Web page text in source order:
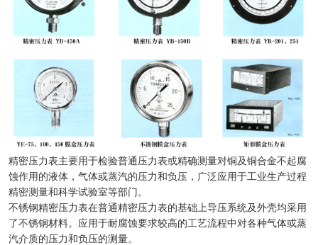
精密压力表主要用于检验普通压力表或精确测量对铜及铜合金不起腐
蚀作用的液体，气体或蒸汽的压力和负压，广泛应用于工业生产过程
精密测量和科学试验室等部门。
不锈钢精密压力表在普通精密压力表的基础上导压系统及外壳均采用
了不锈钢材料。应用于耐腐蚀要求较高的工艺流程中对各种气体或蒸
汽介质的压力和负压的测量。